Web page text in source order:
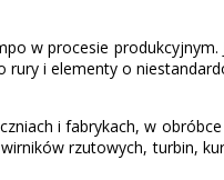
w procesie produkcyjnym.
i elementy o
i fabrykach, w obróbce
rzutowych, turbin,